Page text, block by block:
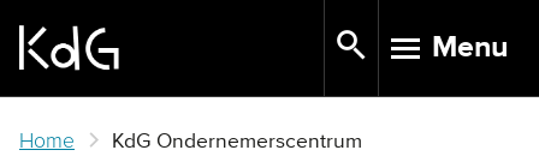
main
TOGGLE
Menu
Home KdG Ondernemerscentrum